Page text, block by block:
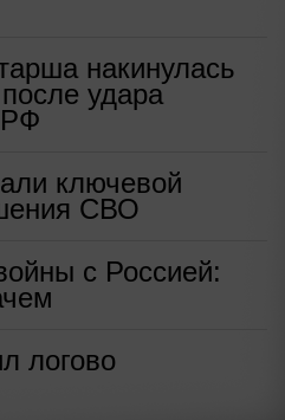
накинулась
удара
РФ
ключевой
СВО
с Россией:
логово